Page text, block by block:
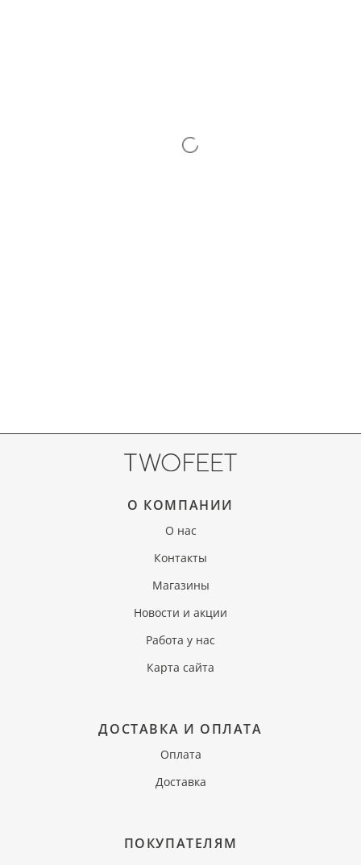
О КОМПАНИИ
О нас
Контакты
Магазины
Новости и акции
Работа у нас
Карта сайта
ДОСТАВКА И ОПЛАТА
Оплата
Доставка
ПОКУПАТЕЛЯМ